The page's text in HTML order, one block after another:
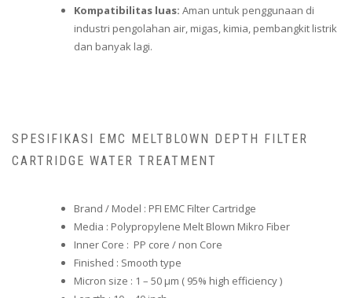
Kompatibilitas luas: Aman untuk penggunaan di
industri pengolahan air, migas, kimia, pembangkit listrik
dan banyak lagi.
SPESIFIKASI EMC MELTBLOWN DEPTH FILTER
CARTRIDGE WATER TREATMENT
Brand / Model : PFI EMC Filter Cartridge
Media : Polypropylene Melt Blown Mikro Fiber
Inner Core : PP core / non Core
Finished : Smooth type
Micron size : 1 – 50 µm ( 95% high efficiency )